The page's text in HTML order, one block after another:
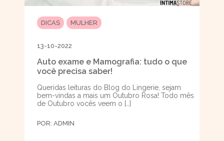
DICAS MULHER
13-10-2022
Auto exame e Mamografia: tudo o que
você precisa saber!
Queridas leituras do Blog do Lingerie, sejam
bem-vindas a mais um Outubro Rosa! Todo mês
de Outubro vocês veem o […]
POR: ADMIN